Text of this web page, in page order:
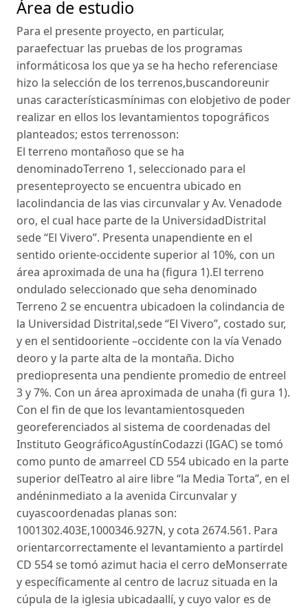
Área de estudio
Para el presente proyecto, en particular,
paraefectuar las pruebas de los programas
informáticosa los que ya se ha hecho referenciase
hizo la selección de los terrenos,buscandoreunir
unas característicasmínimas con elobjetivo de poder
realizar en ellos los levantamientos topográficos
planteados; estos terrenosson:
El terreno montañoso que se ha
denominadoTerreno 1, seleccionado para el
presenteproyecto se encuentra ubicado en
lacolindancia de las vias circunvalar y Av. Venadode
oro, el cual hace parte de la UniversidadDistrital
sede “El Vivero”. Presenta unapendiente en el
sentido oriente-occidente superior al 10%, con un
área aproximada de una ha (figura 1).El terreno
ondulado seleccionado que seha denominado
Terreno 2 se encuentra ubicadoen la colindancia de
la Universidad Distrital,sede “El Vivero”, costado sur,
y en el sentidooriente –occidente con la vía Venado
deoro y la parte alta de la montaña. Dicho
prediopresenta una pendiente promedio de entreel
3 y 7%. Con un área aproximada de unaha (fi gura 1).
Con el fin de que los levantamientosqueden
georeferenciados al sistema de coordenadas del
Instituto GeográficoAgustínCodazzi (IGAC) se tomó
como punto de amarreel CD 554 ubicado en la parte
superior delTeatro al aire libre “la Media Torta”, en el
andéninmediato a la avenida Circunvalar y
cuyascoordenadas planas son:
1001302.403E,1000346.927N, y cota 2674.561. Para
orientarcorrectamente el levantamiento a partirdel
CD 554 se tomó azimut hacia el cerro deMonserrate
y específicamente al centro de lacruz situada en la
cúpula de la iglesia ubicadaallí, y cuyo valor es de